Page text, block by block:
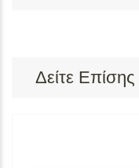
Δείτε Επίσης